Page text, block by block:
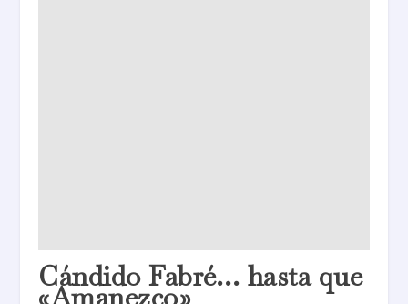
Cándido Fabré… hasta que